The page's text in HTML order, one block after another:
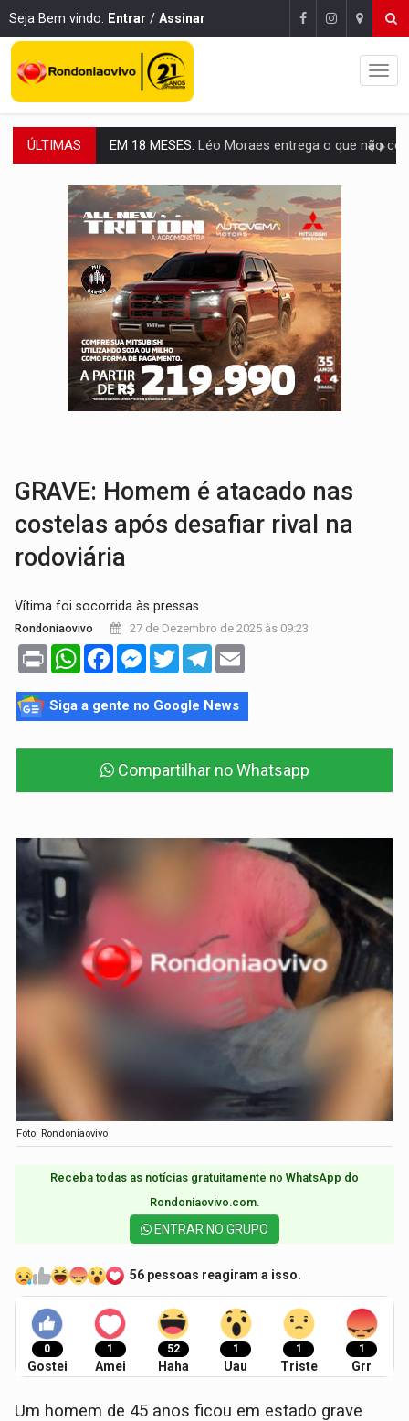
Seja Bem vindo. Entrar / Assinar
ÚLTIMAS ELEIÇÕES 2026:Candidata a deputada federal em Rondônia declara draga de
VÍDEO:Casal de garimpeiros é preso com mercúrio em estepe,
EDUCAÇÃO BÁSICA:Ideb avança nos anos iniciais do ensino
CONTA DIFÍCIL:Com as novidades na corrida ao Senado as contas
CH4C1NA:Disputa entre PCC e CV deixa dez mortos em cinco
IMUNIZAÇÃO:Prefeitura inicia campanha de multivacinação para crianças
QUIRINUS:Draco faz operação para prender faccionados que atacaram
TRAFICANTE PRESO:Operação Brasil Contra o Crime apreende quase meia
GRAVE: Homem é atacado nas
costelas após desafiar rival na
rodoviária
Vítima foi socorrida às pressas
Rondoniaovivo 27 de Dezembro de 2025 às 09:23
Print WhatsAppFacebookMessenger
TwitterTelegram
Siga a gente no Google News
Compartilhar no Whatsapp
Foto: Rondoniaovivo
Receba todas as notícias gratuitamente no WhatsApp do
Rondoniaovivo.com.​
ENTRAR NO GRUPO
56 pessoas reagiram a isso.
0
Gostei
1
Amei
52
Haha
1
Uau
1
Triste
1
Grr
Um homem de 45 anos ficou em estado grave